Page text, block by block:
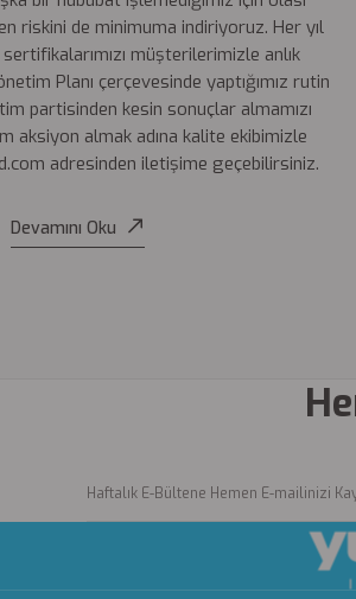
riskini de minimuma indiriyoruz. Her yıl
müşterilerimizle anlık
Planı çerçevesinde yaptığımız rutin
partisinden kesin sonuçlar almamızı
aksiyon almak adına kalite ekibimizle
adresinden iletişime geçebilirsiniz.
Devamını Oku